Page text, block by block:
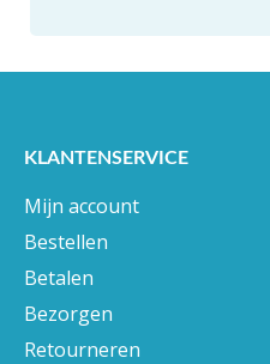
KLANTENSERVICE
Mijn account
Bestellen
Betalen
Bezorgen
Retourneren